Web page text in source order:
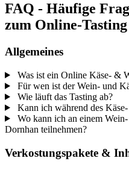
FAQ - Häufige
zum Online-
Allgemeines
Was ist ein Online Käse- &
Für wen ist der Wein- und
Wie läuft das Tasting ab?
Kann ich während des
Wo kann ich an einem
Dornhan teilnehmen?
Verkostungspakete &